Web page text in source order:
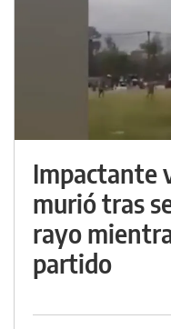
Impactante
murió tras
rayo
partido